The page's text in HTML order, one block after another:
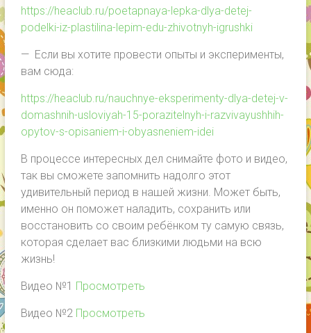
https://heaclub.ru/poetapnaya-lepka-dlya-detej-
podelki-iz-plastilina-lepim-edu-zhivotnyh-igrushki
— Если вы хотите провести опыты и эксперименты,
вам сюда:
https://heaclub.ru/nauchnye-eksperimenty-dlya-detej-v-
domashnih-usloviyah-15-porazitelnyh-i-razvivayushhih-
opytov-s-opisaniem-i-obyasneniem-idei
В процессе интересных дел снимайте фото и видео,
так вы сможете запомнить надолго этот
удивительный период в нашей жизни. Может быть,
именно он поможет наладить, сохранить или
восстановить со своим ребёнком ту самую связь,
которая сделает вас близкими людьми на всю
жизнь!
Видео №1 Просмотреть
Видео №2 Просмотреть